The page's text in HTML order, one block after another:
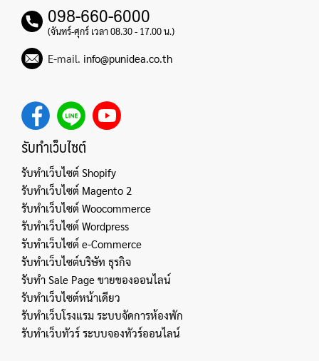
098-660-6000
(จันทร์-ศุกร์ เวลา 08.30 - 17.00 น.)
E-mail. info@punidea.co.th
รับทำเว็บไซต์
รับทำเว็บไซต์ Shopify
รับทำเว็บไซต์ Magento 2
รับทำเว็บไซต์ Woocommerce
รับทำเว็บไซต์ Wordpress
รับทำเว็บไซต์ e-Commerce
รับทำเว็บไซต์บริษัท ธุรกิจ
รับทำ Sale Page ขายของออนไลน์
รับทำเว็บไซต์หน้าเดียว
รับทำเว็บโรงแรม ระบบจัดการห้องพัก
รับทำเว็บทัวร์ ระบบจองทัวร์ออนไลน์